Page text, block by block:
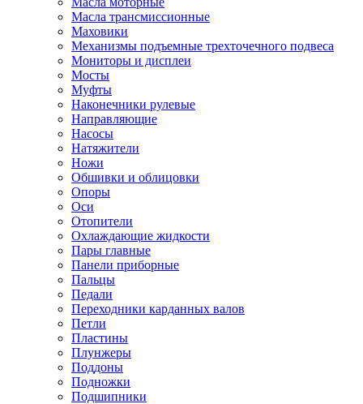
Масла трансмиссионные
Маховики
Механизмы подъемные трехточечного подвеса
Мониторы и дисплеи
Мосты
Муфты
Наконечники рулевые
Направляющие
Насосы
Натяжители
Ножи
Обшивки и облицовки
Опоры
Оси
Отопители
Охлаждающие жидкости
Пары главные
Панели приборные
Пальцы
Педали
Переходники карданных валов
Петли
Пластины
Плунжеры
Поддоны
Подножки
Подшипники